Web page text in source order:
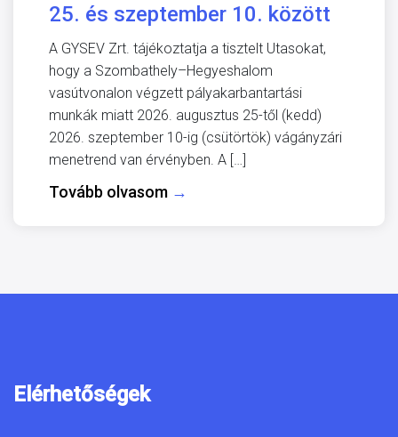
25. és szeptember 10. között
A GYSEV Zrt. tájékoztatja a tisztelt Utasokat,
hogy a Szombathely–Hegyeshalom
vasútvonalon végzett pályakarbantartási
munkák miatt 2026. augusztus 25-től (kedd)
2026. szeptember 10-ig (csütörtök) vágányzári
menetrend van érvényben. A […]
Tovább olvasom →
Elérhetőségek